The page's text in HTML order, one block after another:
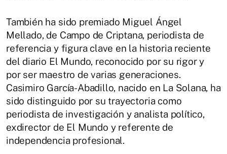
También ha sido premiado Miguel Ángel
Mellado, de Campo de Criptana, periodista de
referencia y figura clave en la historia reciente
del diario El Mundo, reconocido por su rigor y
por ser maestro de varias generaciones.
Casimiro García-Abadillo, nacido en La Solana, ha
sido distinguido por su trayectoria como
periodista de investigación y analista político,
exdirector de El Mundo y referente de
independencia profesional.